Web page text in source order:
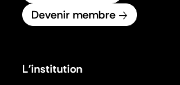
Devenir membre
L'institution